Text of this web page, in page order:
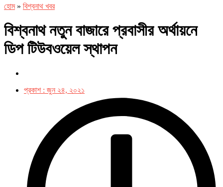
হোম» বিশ্বনাথ খবর
বিশ্বনাথ নতুন বাজারে প্রবাসীর অর্থায়নে
ডিপ টিউবওয়েল স্থাপন
প্রকাশ : জুন ২৪, ২০২১